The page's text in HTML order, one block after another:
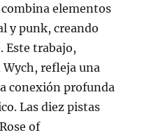
elementos
y punk, creando
Este trabajo,
Wych, refleja una
conexión profunda
Las diez pistas
of